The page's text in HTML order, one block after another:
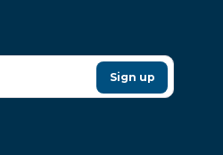
Sign up